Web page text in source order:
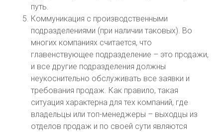
путь.
Коммуникация с производственными
подразделениями (при наличии таковых). Во
многих компаниях считается, что
главенствующее подразделение – это продажи,
и все другие подразделения должны
неукоснительно обслуживать все заявки и
требования продаж. Как правило, такая
ситуация характерна для тех компаний, где
владельцы или топ-менеджеры – выходцы из
отделов продаж и по своей сути являются